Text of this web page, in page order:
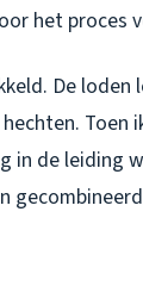
het proces
De loden
Toen
in de leiding